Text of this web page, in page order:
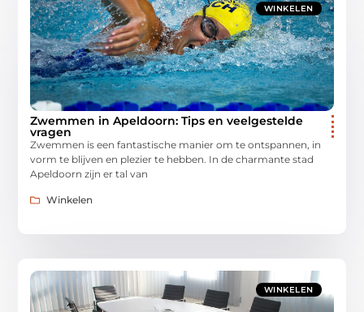
WINKELEN
Zwemmen in Apeldoorn: Tips en veelgestelde
vragen
Zwemmen is een fantastische manier om te ontspannen, in
vorm te blijven en plezier te hebben. In de charmante stad
Apeldoorn zijn er tal van
Winkelen
WINKELEN